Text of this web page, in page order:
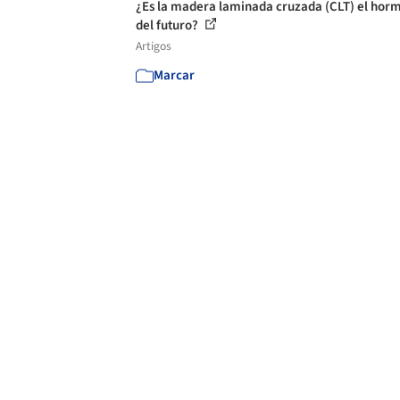
¿Es la madera laminada cruzada (CLT) el
del futuro?
Artigos
Marcar